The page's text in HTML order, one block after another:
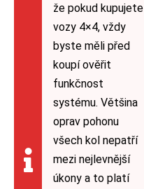
že pokud kupujete
vozy 4×4, vždy
byste měli před
koupí ověřit
funkčnost
systému. Většina
oprav pohonu
všech kol nepatří
mezi nejlevnější
úkony a to platí